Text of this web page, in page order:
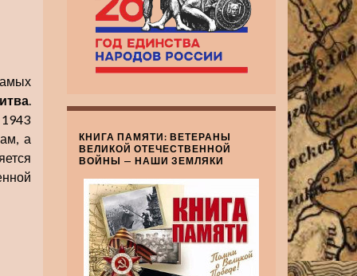
а
КНИГА ПАМЯТИ: ВЕТЕРАНЫ
ВЕЛИКОЙ ОТЕЧЕСТВЕННОЙ
ВОЙНЫ — НАШИ ЗЕМЛЯКИ